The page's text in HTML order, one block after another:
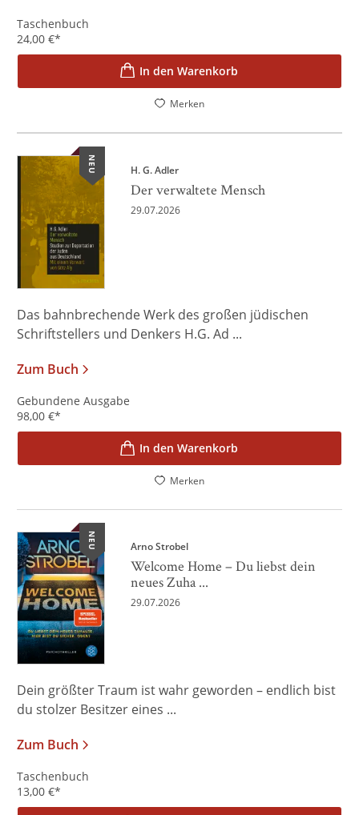
Taschenbuch
24,00 €*
In den Warenkorb
Merken
NEU H. G. Adler
Der verwaltete Mensch
29.07.2026
Das bahnbrechende Werk des großen jüdischen
Schriftstellers und Denkers H.G. Ad ...
Zum Buch
Gebundene Ausgabe
98,00 €*
In den Warenkorb
Merken
NEU Arno Strobel
Welcome Home – Du liebst dein
neues Zuha ...
29.07.2026
Dein größter Traum ist wahr geworden – endlich bist
du stolzer Besitzer eines ...
Zum Buch
Taschenbuch
13,00 €*